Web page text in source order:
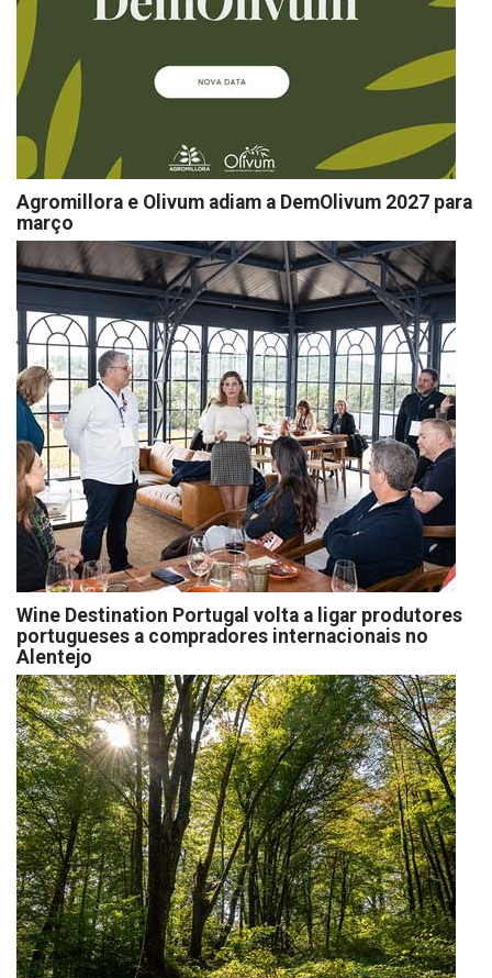
Agromillora e Olivum adiam a DemOlivum 2027 para
março
Wine Destination Portugal volta a ligar produtores
portugueses a compradores internacionais no
Alentejo